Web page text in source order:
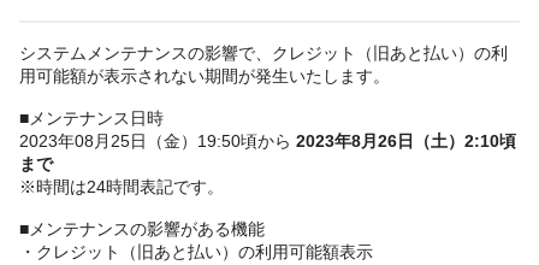
システムメンテナンスの影響で、クレジット（旧あと払い）の利
用可能額が表示されない期間が発生いたします。
■メンテナンス日時
2023年08月25日（金）19:50頃から 2023年8月26日（土）2:10頃
まで
※時間は24時間表記です。
■メンテナンスの影響がある機能
・クレジット（旧あと払い）の利用可能額表示